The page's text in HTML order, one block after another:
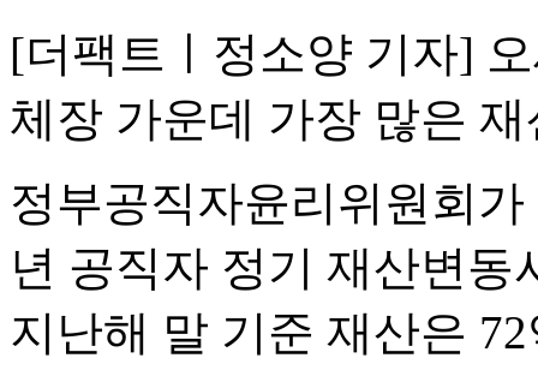
[더팩트ㅣ정소양 기자]
체장 가운데 가장 많은
정부공직자윤리위원회
년 공직자 정기 재산변
지난해 말 기준 재산은